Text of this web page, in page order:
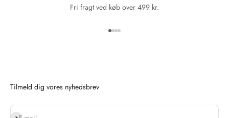
Fri fragt ved køb over 499 kr.
Tilmeld dig vores nyhedsbrev